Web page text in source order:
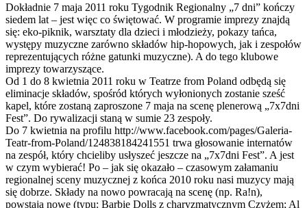
Dokładnie 7 maja 2011 roku Tygodnik Regionalny „7 dni” kończy
siedem lat – jest więc co świętować. W programie imprezy znajdą
się: eko-piknik, warsztaty dla dzieci i młodzieży, pokazy tańca,
występy muzyczne zarówno składów hip-hopowych, jak i zespołów
reprezentujących różne gatunki muzyczne). A do tego klubowe
imprezy towarzyszące.
Od 1 do 8 kwietnia 2011 roku w Teatrze from Poland odbędą się
eliminacje składów, spośród których wyłonionych zostanie sześć
kapel, które zostaną zaproszone 7 maja na scenę plenerową „7x7dni
Fest”. Do rywalizacji staną w sumie 23 zespoły.
Do 7 kwietnia na profilu http://www.facebook.com/pages/Galeria-
Teatr-from-Poland/124838184241551 trwa głosowanie internatów
na zespół, który chcieliby usłyszeć jeszcze na „7x7dni Fest”. A jest
w czym wybierać! Po – jak się okazało – czasowym załamaniu
regionalnej sceny muzycznej z końca 2010 roku nasi muzycy mają
się dobrze. Składy na nowo powracają na scenę (np. Ra!n),
powstają nowe (typu: Barbie Dolls z charyzmatycznym Czyżem; Al